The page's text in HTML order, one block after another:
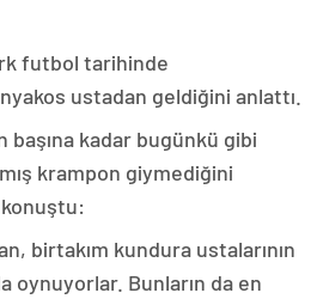
futbol tarihinde
ustadan geldiğini anlattı.
başına kadar bugünkü gibi
krampon giymediğini
birtakım kundura ustalarının
oynuyorlar. Bunların da en